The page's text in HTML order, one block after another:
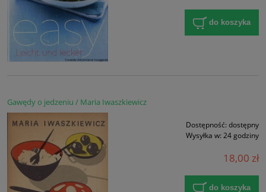
do koszyka
Gawędy o jedzeniu / Maria Iwaszkiewicz
Dostępność: dostępny
Wysyłka w: 24 godziny
18,00 zł
do koszyka